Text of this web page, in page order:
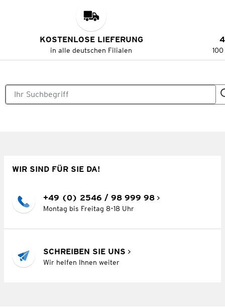
KOSTENLOSE LIEFERUNG
in alle deutschen Filialen
WIR SIND FÜR SIE DA!
+49 (0) 2546 / 98 999 98
Montag bis Freitag 8–18 Uhr
SCHREIBEN SIE UNS
Wir helfen Ihnen weiter